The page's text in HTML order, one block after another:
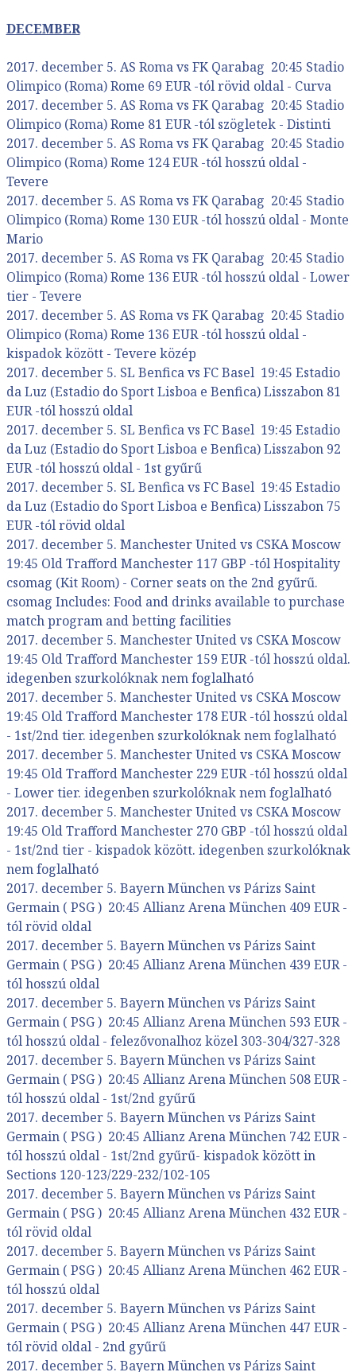
DECEMBER
2017. december 5. AS Roma vs FK Qarabag 20:45 Stadio
Olimpico (Roma) Rome 69 EUR -tól rövid oldal - Curva
2017. december 5. AS Roma vs FK Qarabag 20:45 Stadio
Olimpico (Roma) Rome 81 EUR -tól szögletek - Distinti
2017. december 5. AS Roma vs FK Qarabag 20:45 Stadio
Olimpico (Roma) Rome 124 EUR -tól hosszú oldal -
Tevere
2017. december 5. AS Roma vs FK Qarabag 20:45 Stadio
Olimpico (Roma) Rome 130 EUR -tól hosszú oldal - Monte
Mario
2017. december 5. AS Roma vs FK Qarabag 20:45 Stadio
Olimpico (Roma) Rome 136 EUR -tól hosszú oldal - Lower
tier - Tevere
2017. december 5. AS Roma vs FK Qarabag 20:45 Stadio
Olimpico (Roma) Rome 136 EUR -tól hosszú oldal -
kispadok között - Tevere közép
2017. december 5. SL Benfica vs FC Basel 19:45 Estadio
da Luz (Estadio do Sport Lisboa e Benfica) Lisszabon 81
EUR -tól hosszú oldal
2017. december 5. SL Benfica vs FC Basel 19:45 Estadio
da Luz (Estadio do Sport Lisboa e Benfica) Lisszabon 92
EUR -tól hosszú oldal - 1st gyűrű
2017. december 5. SL Benfica vs FC Basel 19:45 Estadio
da Luz (Estadio do Sport Lisboa e Benfica) Lisszabon 75
EUR -tól rövid oldal
2017. december 5. Manchester United vs CSKA Moscow
19:45 Old Trafford Manchester 117 GBP -tól Hospitality
csomag (Kit Room) - Corner seats on the 2nd gyűrű.
csomag Includes: Food and drinks available to purchase
match program and betting facilities
2017. december 5. Manchester United vs CSKA Moscow
19:45 Old Trafford Manchester 159 EUR -tól hosszú oldal.
idegenben szurkolóknak nem foglalható
2017. december 5. Manchester United vs CSKA Moscow
19:45 Old Trafford Manchester 178 EUR -tól hosszú oldal
- 1st/2nd tier. idegenben szurkolóknak nem foglalható
2017. december 5. Manchester United vs CSKA Moscow
19:45 Old Trafford Manchester 229 EUR -tól hosszú oldal
- Lower tier. idegenben szurkolóknak nem foglalható
2017. december 5. Manchester United vs CSKA Moscow
19:45 Old Trafford Manchester 270 GBP -tól hosszú oldal
- 1st/2nd tier - kispadok között. idegenben szurkolóknak
nem foglalható
2017. december 5. Bayern München vs Párizs Saint
Germain ( PSG ) 20:45 Allianz Arena München 409 EUR -
tól rövid oldal
2017. december 5. Bayern München vs Párizs Saint
Germain ( PSG ) 20:45 Allianz Arena München 439 EUR -
tól hosszú oldal
2017. december 5. Bayern München vs Párizs Saint
Germain ( PSG ) 20:45 Allianz Arena München 593 EUR -
tól hosszú oldal - felezővonalhoz közel 303-304/327-328
2017. december 5. Bayern München vs Párizs Saint
Germain ( PSG ) 20:45 Allianz Arena München 508 EUR -
tól hosszú oldal - 1st/2nd gyűrű
2017. december 5. Bayern München vs Párizs Saint
Germain ( PSG ) 20:45 Allianz Arena München 742 EUR -
tól hosszú oldal - 1st/2nd gyűrű- kispadok között in
Sections 120-123/229-232/102-105
2017. december 5. Bayern München vs Párizs Saint
Germain ( PSG ) 20:45 Allianz Arena München 432 EUR -
tól rövid oldal
2017. december 5. Bayern München vs Párizs Saint
Germain ( PSG ) 20:45 Allianz Arena München 462 EUR -
tól hosszú oldal
2017. december 5. Bayern München vs Párizs Saint
Germain ( PSG ) 20:45 Allianz Arena München 447 EUR -
tól rövid oldal - 2nd gyűrű
2017. december 5. Bayern München vs Párizs Saint